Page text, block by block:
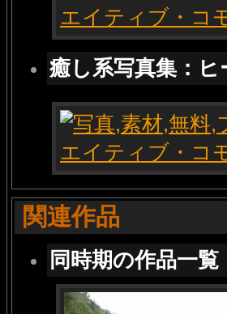
癒し系写真集：
関連作品
同時期の作品一覧